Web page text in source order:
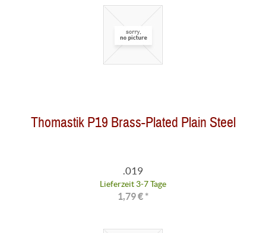
Thomastik P19 Brass-Plated Plain Steel
.019
Lieferzeit 3-7 Tage
1,79 € *